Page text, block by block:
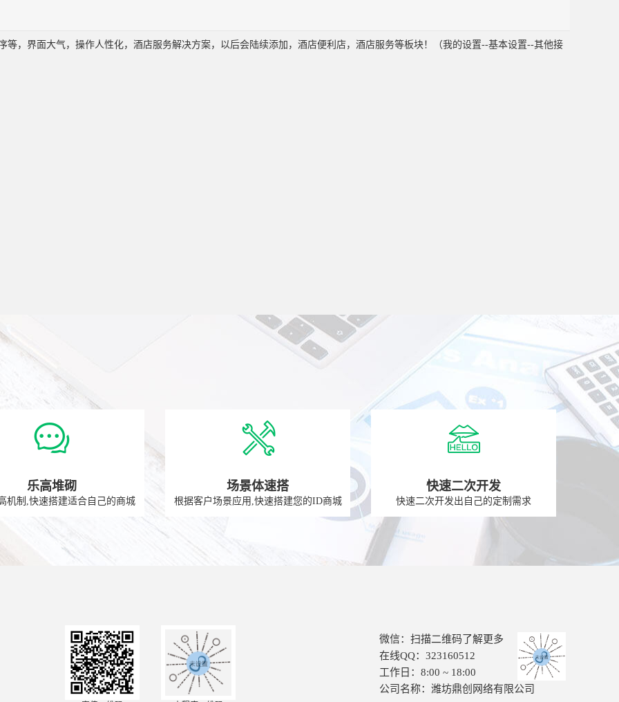
，界面大气，操作人性化，酒店服务解决方案，以后会陆续添加，酒店便利店，酒店服务等板块！（我的设置--基本设置--其他接
乐高堆砌
机制,快速搭建适合自己的商城
场景体速搭
根据客户场景应用,快速搭建您的ID商城
快速二次开发
快速二次开发出自己的定制需求
微信：扫描二维码了解更多
在线QQ：323160512
工作日：8:00 ~ 18:00
公司名称：潍坊鼎创网络有限公司